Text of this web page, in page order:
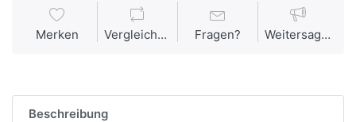
Merken Vergleichen Fragen? Weitersagen
Beschreibung